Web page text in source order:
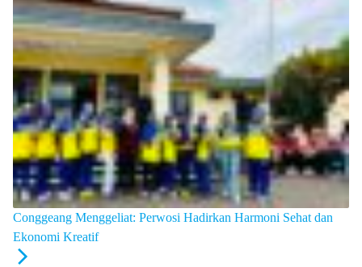
Conggeang Menggeliat: Perwosi Hadirkan Harmoni Sehat dan
Ekonomi Kreatif